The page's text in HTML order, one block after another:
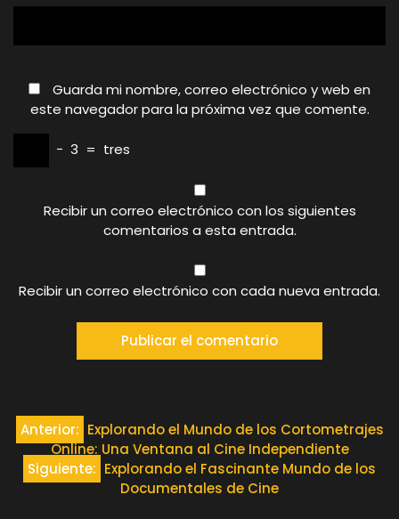
Guarda mi nombre, correo electrónico y web en
este navegador para la próxima vez que comente.
− 3 = tres
Recibir un correo electrónico con los siguientes
comentarios a esta entrada.
Recibir un correo electrónico con cada nueva entrada.
Navegación
de
Anterior: Explorando el Mundo de los Cortometrajes
Online: Una Ventana al Cine Independiente
Siguiente: Explorando el Fascinante Mundo de los
Documentales de Cine